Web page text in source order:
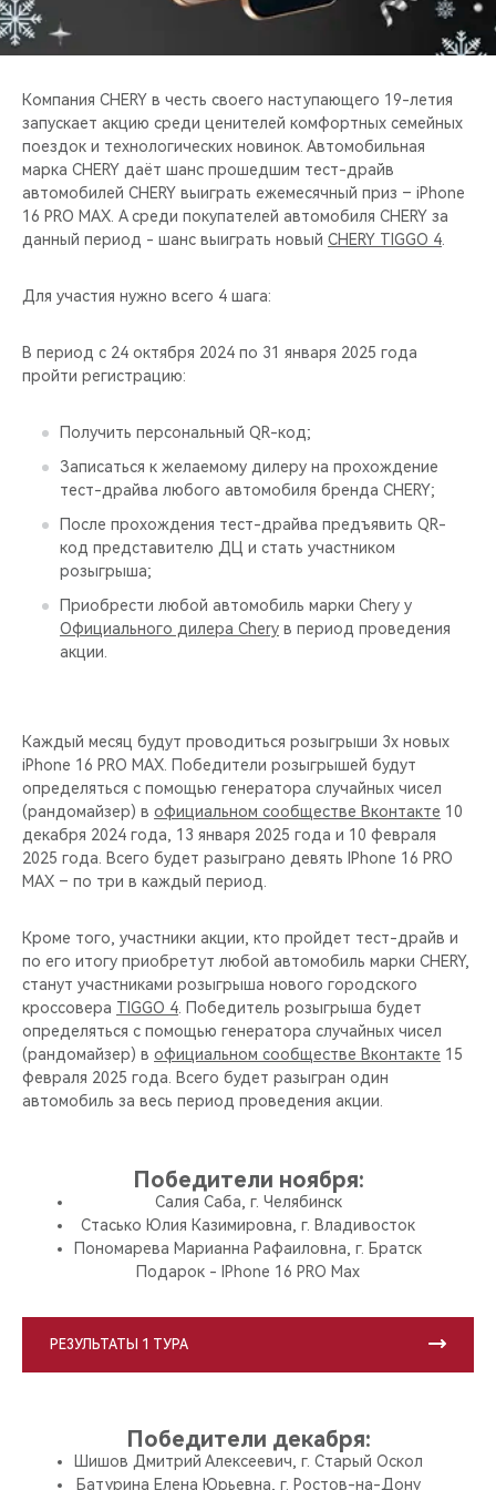
CHERY И СПОРТ
ВИДЕООБЗОРЫ
CHERY ДЛЯ ДЕТЕЙ
Компания CHERY в честь своего наступающего 19-летия
запускает акцию среди ценителей комфортных семейных
поездок и технологических новинок. Автомобильная
марка CHERY даёт шанс прошедшим тест-драйв
автомобилей CHERY выиграть ежемесячный приз – iPhone
16 PRO MAX. А среди покупателей автомобиля CHERY за
данный период - шанс выиграть новый CHERY TIGGO 4
Для участия нужно всего 4 шага:
В период с 24 октября 2024 по 31 января 2025 года
пройти регистрацию:
Получить персональный QR-код;
Записаться к желаемому дилеру на прохождение
тест-драйва любого автомобиля бренда CHERY;
После прохождения тест-драйва предъявить QR-
код представителю ДЦ и стать участником
розыгрыша;
Приобрести любой автомобиль марки Chery у
Официального дилера Chery в период проведения
акции.
Каждый месяц будут проводиться розыгрыши 3х новых
iPhone 16 PRO MAX. Победители розыгрышей будут
определяться с помощью генератора случайных чисел
(рандомайзер) в официальном сообществе Вконтакте 10
декабря 2024 года, 13 января 2025 года и 10 февраля
2025 года. Всего будет разыграно девять IPhone 16 PRO
MAX – по три в каждый период.
Кроме того, участники акции, кто пройдет тест-драйв и
по его итогу приобретут любой автомобиль марки CHERY,
станут участниками розыгрыша нового городского
кроссовера TIGGO 4 . Победитель розыгрыша будет
определяться с помощью генератора случайных чисел
(рандомайзер) в официальном сообществе Вконтакте 15
февраля 2025 года. Всего будет разыгран один
автомобиль за весь период проведения акции.
Победители ноября:
Салия Саба, г. Челябинск
Стасько Юлия Казимировна, г. Владивосток
Пономарева Марианна Рафаиловна, г. Братск
Подарок - IPhone 16 PRO Max
РЕЗУЛЬТАТЫ 1 ТУРА
Победители декабря:
Шишов Дмитрий Алексеевич, г. Старый Оскол
Батурина Елена Юрьевна, г. Ростов-на-Дону